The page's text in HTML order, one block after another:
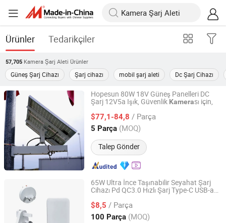
Ürünler Tedarikçiler
57,705 Kamera Şarj Aleti Ürünler
Güneş Şarj Cihazı Şarj cihazı mobil şarj aleti Dc Şarj Cihazı
Hopesun 80W 18V Güneş Panelleri DC
Şarj 12V5a Işık, Güvenlik Kamerası için,
$77,1-84,8 / Parça
5 Parça (MOQ)
Talep Gönder
Shenzhen Hopesun Solar Technology Co., Ltd
Guangdong, China Fiyat 2023
65W Ultra İnce Taşınabilir Seyahat Şarj
Cihazı Pd QC3.0 Hızlı Şarj Type-C USB-a
KulaklıklarKamera
$8,5 / Parça
100 Parça (MOQ)
Seemarket Technology Co., Ltd.
Guangdong, China Fiyat 2025